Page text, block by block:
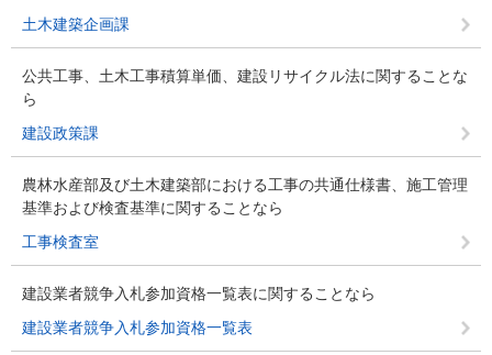
土木建築企画課
公共工事、土木工事積算単価、建設リサイクル法に関することな
ら
建設政策課
農林水産部及び土木建築部における工事の共通仕様書、施工管理
基準および検査基準に関することなら
工事検査室
建設業者競争入札参加資格一覧表に関することなら
建設業者競争入札参加資格一覧表